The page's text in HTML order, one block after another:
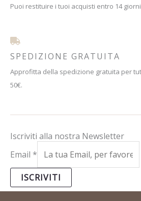
Puoi restituire i tuoi acquisti entro 14
SPEDIZIONE GRATUITA
Approfitta della spedizione gratuita per
50€.
Iscriviti alla nostra Newsletter
Email *
ISCRIVITI